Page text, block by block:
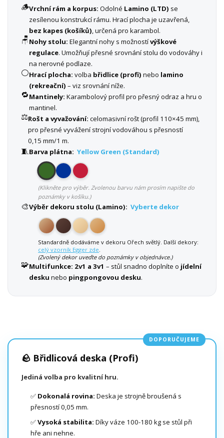
🪵Vrchní rám a korpus: Odolné Lamino (LTD) se
zesílenou konstrukcí rámu. Hrací plocha je uzavřená,
bez kapes (košíků), určená pro karambol.
🪑 Nohy stolu: Elegantní nohy s možnostívýškové
regulace. Umožňují přesné srovnání stolu do vodováhy i
na nerovné podlaze.
⚪Hrací plocha: volba břidlice (profi) nebo lamino
(rekreační) – viz srovnání níže.
🔁Mantinely: Karambolový profil pro přesný odraz a hru o
mantinel.
⚖️Rošt a vyvažování: celomasivní rošt (profil 110×45 mm),
pro přesné vyvážení strojní vodováhou s přesností
0,15 mm/1 m.
🧵Barva plátna: Yellow Green (Standard)
(Klikněte pro výběr. Zvolenou barvu nám prosím napište do
poznámky v košíku.)
🎨Výběr dekoru stolu (Lamino): Vyberte dekor
Standardně dodáváme v dekoru Ořech světlý. Další dekory:
celý vzorník Egger zde
(Zvolený dekor uveďte do poznámky v objednávce.)
🧩Multifunkce: 2v1 a 3v1 – stůl snadno doplníte o jídelní
desku nebo pingpongovou desku.
DOPORUČUJEME
🪨 Břidlicová deska (Profi)
Jediná volba pro kvalitní hru.
✅ Dokonalá rovina: Deska je strojně broušená s
přesností 0,05 mm.
✅Vysoká stabilita: Díky váze 100-180 kg se stůl při
hře ani nehne.